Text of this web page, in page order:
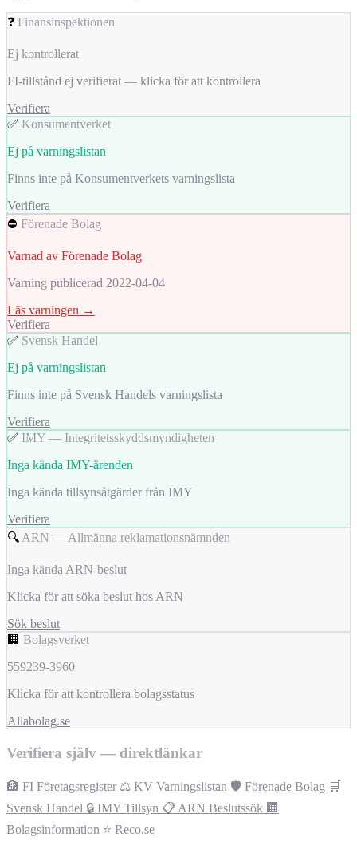
❓ Finansinspektionen
Ej kontrollerat
FI-tillstånd ej verifierat — klicka för att kontrollera
Verifiera
✅ Konsumentverket
Ej på varningslistan
Finns inte på Konsumentverkets varningslista
Verifiera
⛔ Förenade Bolag
Varnad av Förenade Bolag
Varning publicerad 2022-04-04
Läs varningen →
Verifiera
✅ Svensk Handel
Ej på varningslistan
Finns inte på Svensk Handels varningslista
Verifiera
✅ IMY — Integritetsskyddsmyndigheten
Inga kända IMY-ärenden
Inga kända tillsynsåtgärder från IMY
Verifiera
🔍 ARN — Allmänna reklamationsnämnden
Inga kända ARN-beslut
Klicka för att söka beslut hos ARN
Sök beslut
🏢 Bolagsverket
559239-3960
Klicka för att kontrollera bolagsstatus
Allabolag.se
Verifiera själv — direktlänkar
🏦 FI Företagsregister ⚖️ KV Varningslistan 🛡️ Förenade Bolag 🛒
Svensk Handel 🔒 IMY Tillsyn 📋 ARN Beslutssök 🏢
Bolagsinformation ⭐ Reco.se